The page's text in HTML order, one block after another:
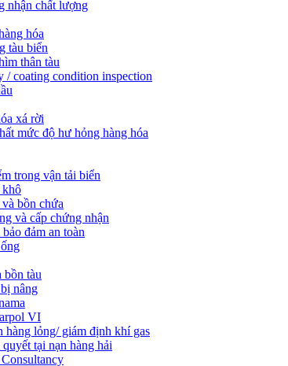
nhận chất lượng
hóa
tàu biển
thân tàu
/ coating condition inspection
xá rời
mức độ hư hỏng hàng hóa
trong vận tải biển
khô
bồn chứa
và cấp chứng nhận
đảm an toàn
bồn tàu
nâng
VI
lỏng/ giám định khí gas
tại nạn hàng hải